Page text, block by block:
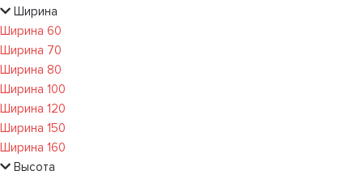
Ширина
Ширина 60
Ширина 70
Ширина 80
Ширина 100
Ширина 120
Ширина 150
Ширина 160
Высота